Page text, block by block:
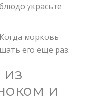
украсьте
морковь
его еще раз.
из
и